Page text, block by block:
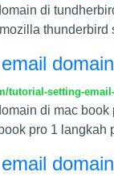
di
tutorial-setting-
di mac
pro 1